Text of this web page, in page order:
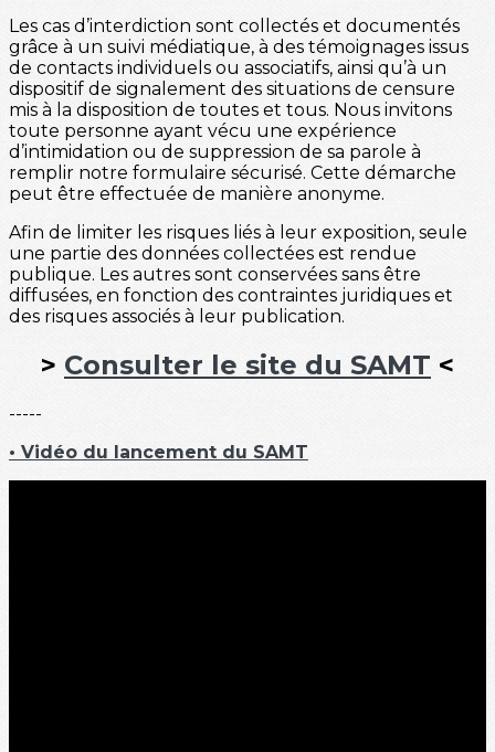
Les cas d’interdiction sont collectés et documentés
grâce à un suivi médiatique, à des témoignages issus
de contacts individuels ou associatifs, ainsi qu’à un
dispositif de signalement des situations de censure
mis à la disposition de toutes et tous. Nous invitons
toute personne ayant vécu une expérience
d’intimidation ou de suppression de sa parole à
remplir notre formulaire sécurisé. Cette démarche
peut être effectuée de manière anonyme.
Afin de limiter les risques liés à leur exposition, seule
une partie des données collectées est rendue
publique. Les autres sont conservées sans être
diffusées, en fonction des contraintes juridiques et
des risques associés à leur publication.
> Consulter le site du SAMT <
-----
• Vidéo du lancement du SAMT